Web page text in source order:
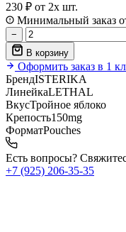
230 ₽ от 2х шт.
Минимальный заказ
−
В корзину
Оформить заказ в 1
БрендISTERIKA
ЛинейкаLETHAL
ВкусТройное яблоко
Крепость150mg
ФорматPouches
Есть вопросы?
+7 (925) 206‑35‑35